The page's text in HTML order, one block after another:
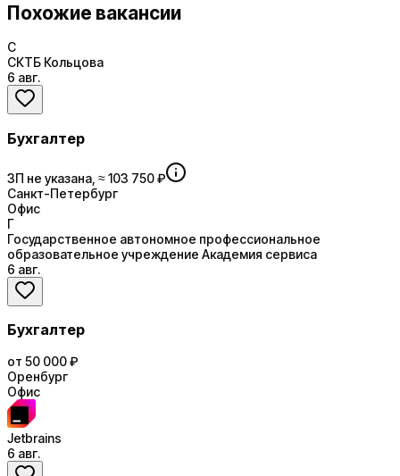
Похожие вакансии
С
СКТБ Кольцова
6 авг.
Бухгалтер
ЗП не указана, ≈ 103 750 ₽
Санкт-Петербург
Офис
Г
Государственное автономное профессиональное
образовательное учреждение Академия сервиса
6 авг.
Бухгалтер
от 50 000 ₽
Оренбург
Офис
Jetbrains
6 авг.